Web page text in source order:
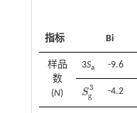
指标 Bi
样品
数
(N)
3Sa -9.6
S3
g
Sg3 -4.2